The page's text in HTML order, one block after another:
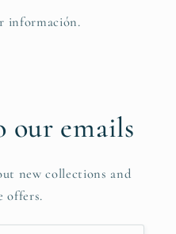
información.
our emails
new collections and
offers.